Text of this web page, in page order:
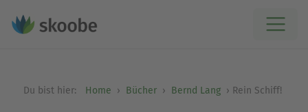
Du bist hier: Home Bücher Bernd Lang Rein Schiff!